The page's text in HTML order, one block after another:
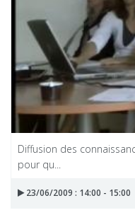
Diffusion des
pour qu...
23/06/2009 : 14:00 - 15:00